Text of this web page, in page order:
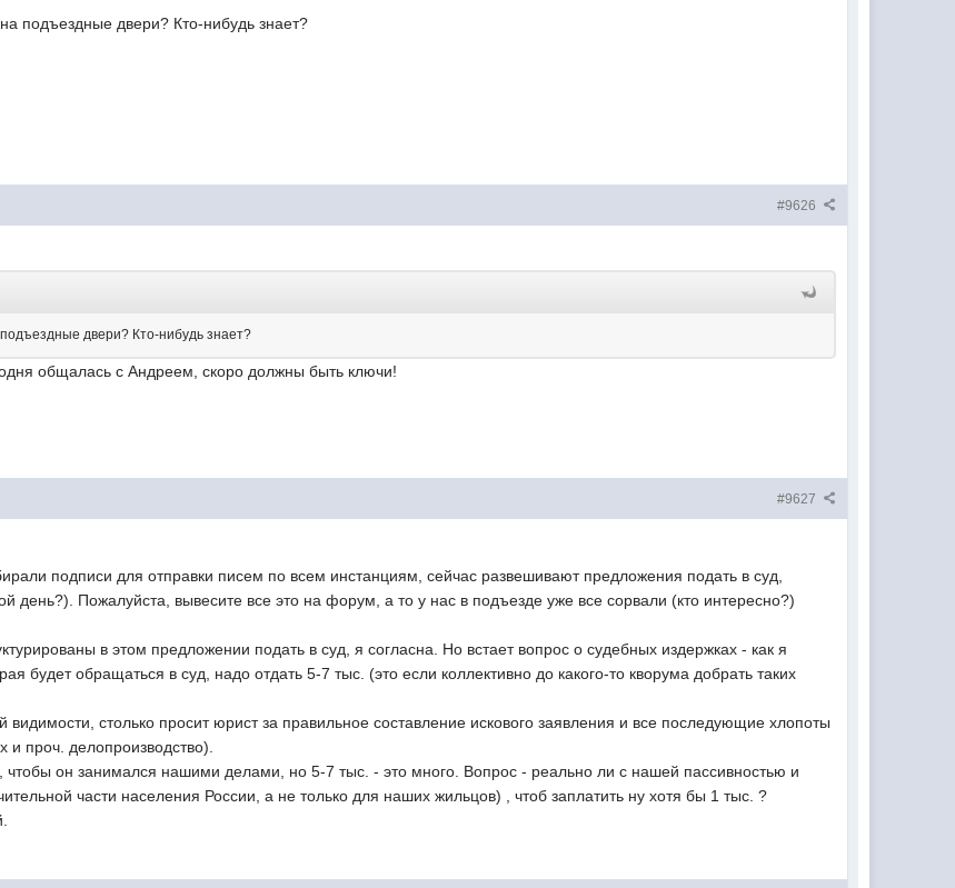
подъездные двери? Кто-нибудь знает?
#9626
двери? Кто-нибудь знает?
общалась с Андреем, скоро должны быть ключи!
#9627
подписи для отправки писем по всем инстанциям, сейчас развешивают предложения подать в суд,
день?). Пожалуйста, вывесите все это на форум, а то у нас в подъезде уже все сорвали (кто интересно?)
в этом предложении подать в суд, я согласна. Но встает вопрос о судебных издержках - как я
будет обращаться в суд, надо отдать 5-7 тыс. (это если коллективно до какого-то кворума добрать таких
видимости, столько просит юрист за правильное составление искового заявления и все последующие хлопоты
и проч. делопроизводство).
чтобы он занимался нашими делами, но 5-7 тыс. - это много. Вопрос - реально ли с нашей пассивностью и
части населения России, а не только для наших жильцов) , чтоб заплатить ну хотя бы 1 тыс. ?